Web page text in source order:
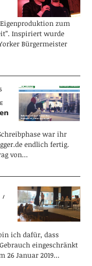
zum
Inspiriert wurde
Bürgermeister
war ihr
endlich fertig.
von…
ich dafür, dass
eingeschränkt
26 Januar 2019…